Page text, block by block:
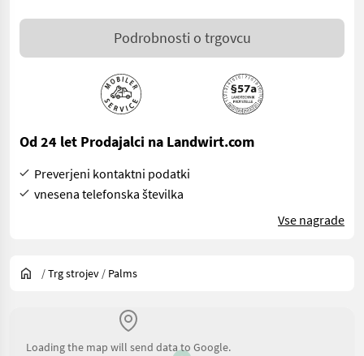
Podrobnosti o trgovcu
Od 24 let Prodajalci na Landwirt.com
Preverjeni kontaktni podatki
vnesena telefonska številka
Vse nagrade
/Trg strojev / Palms
Loading the map will send data to Google.